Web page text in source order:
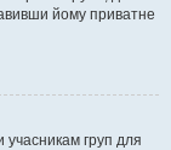
йому приватне
груп для